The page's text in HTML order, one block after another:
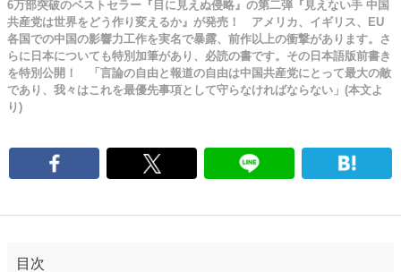
6万部突破のベストセラー『目に見えぬ侵略』の第二弾『見えない手 中国
共産党は世界をどう作り変えるか』が発売！ アメリカ、イギリス、EU
各国での中国の影響力工作を実名で暴露、前作以上の衝撃があります。さ
らに日本についても特別加筆があり、必読の書です。その日本語版前書き
を特別公開！ 「言論の自由と報道の自由は中国共産党にとって最大の敵
であり、我々はこれを最優先事項として守らなければならない」(本文よ
り)
目次